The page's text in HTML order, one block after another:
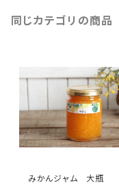
同じカテゴリの商品
みかんジャム 大瓶